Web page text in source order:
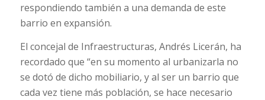
respondiendo también a una demanda de este
barrio en expansión.
El concejal de Infraestructuras, Andrés Licerán, ha
recordado que “en su momento al urbanizarla no
se dotó de dicho mobiliario, y al ser un barrio que
cada vez tiene más población, se hace necesario